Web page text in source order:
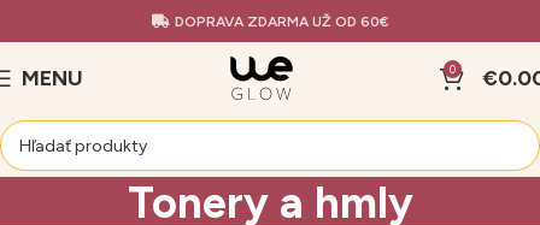
DOPRAVA ZDARMA UŽ OD 60€
MENU 0 €
Tonery a hmly